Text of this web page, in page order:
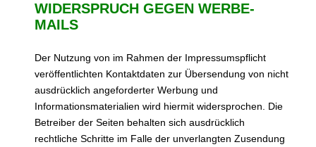
WIDERSPRUCH GEGEN WERBE-
MAILS
Der Nutzung von im Rahmen der Impressumspflicht
veröffentlichten Kontaktdaten zur Übersendung von nicht
ausdrücklich angeforderter Werbung und
Informationsmaterialien wird hiermit widersprochen. Die
Betreiber der Seiten behalten sich ausdrücklich
rechtliche Schritte im Falle der unverlangten Zusendung